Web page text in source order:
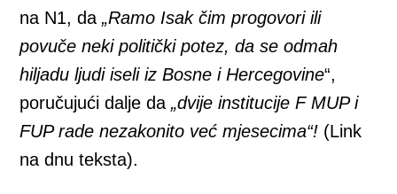
na N1, da„Ramo Isak čim progovori ili
povuče neki politički potez, da se odmah
hiljadu ljudi iseli iz Bosne i Hercegovine“,
poručujući dalje da„dvije institucije F MUP i
FUP rade nezakonito već mjesecima“! (Link
na dnu teksta).